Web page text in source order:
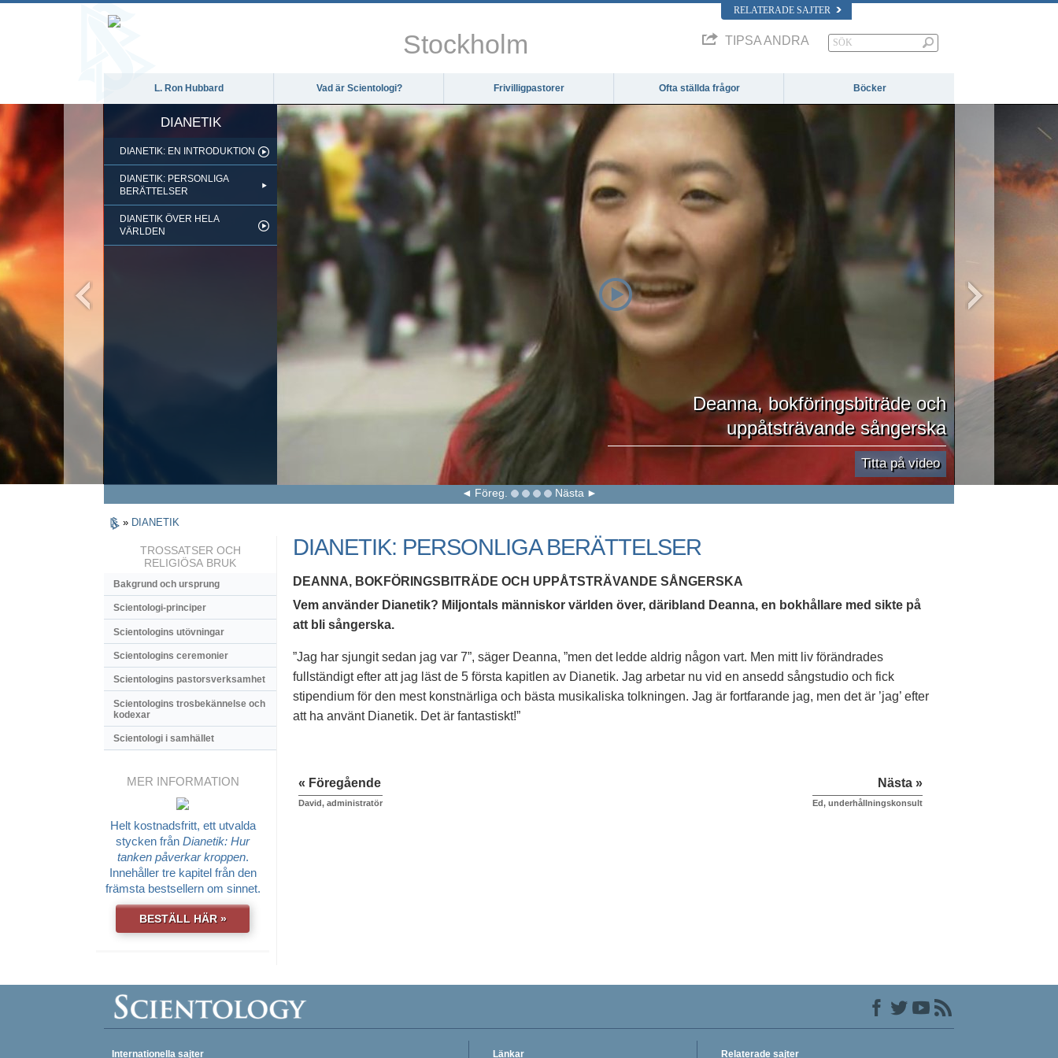
RELATERADE SAJTER
Stockholm TIPSA ANDRA
L. Ron Hubbard Vad är Scientologi? Frivilligpastorer Ofta ställda frågor Böcker
DIANETIK
DIANETIK: EN INTRODUKTION
DIANETIK: PERSONLIGA
BERÄTTELSER
DIANETIK ÖVER HELA
VÄRLDEN
Deanna, bokföringsbiträde och
uppåtsträvande sångerska
Titta på video
Föreg. Nästa
» DIANETIK
DIANETIK: PERSONLIGA BERÄTTELSER
DEANNA, BOKFÖRINGSBITRÄDE OCH UPPÅTSTRÄVANDE SÅNGERSKA
Vem använder Dianetik? Miljontals människor världen över, däribland Deanna, en bokhållare med sikte på
att bli sångerska.
”Jag har sjungit sedan jag var 7”, säger Deanna, ”men det ledde aldrig någon vart. Men mitt liv förändrades
fullständigt efter att jag läst de 5 första kapitlen av Dianetik. Jag arbetar nu vid en ansedd sångstudio och fick
stipendium för den mest konstnärliga och bästa musikaliska tolkningen. Jag är fortfarande jag, men det är ’jag’ efter
att ha använt Dianetik. Det är fantastiskt!”
« Föregående
David, administratör
Nästa »
Ed, underhållningskonsult
TROSSATSER OCH
RELIGIÖSA BRUK
Bakgrund och ursprung
Scientologi-principer
Scientologins utövningar
Scientologins ceremonier
Scientologins pastorsverksamhet
Scientologins trosbekännelse och
kodexar
Scientologi i samhället
MER INFORMATION
Helt kostnadsfritt, ett utvalda
stycken från Dianetik: Hur
tanken påverkar kroppen.
Innehåller tre kapitel från den
främsta bestsellern om sinnet.
BESTÄLL HÄR »
Internationella sajter Länkar Relaterade sajter